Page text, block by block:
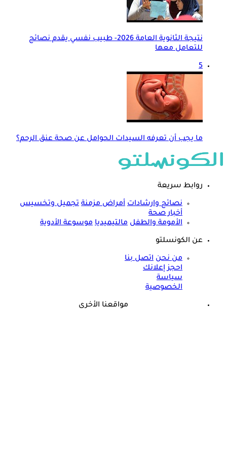
نتيجة الثانوية العامة 2026- طبيب نفسي يقدم نصائح
للتعامل معها
5
ما يجب أن تعرفه السيدات الحوامل عن صحة عنق الرحم؟
روابط سريعة
نصائح وارشادات أمراض مزمنة تجميل وتخسيس
أخبار صحة
الأمومة والطفل مالتيميديا موسوعة الأدوية
عن الكونسلتو
من نحن اتصل بنا
احجز إعلانك
سياسة
الخصوصية
مواقعنا الأخرى